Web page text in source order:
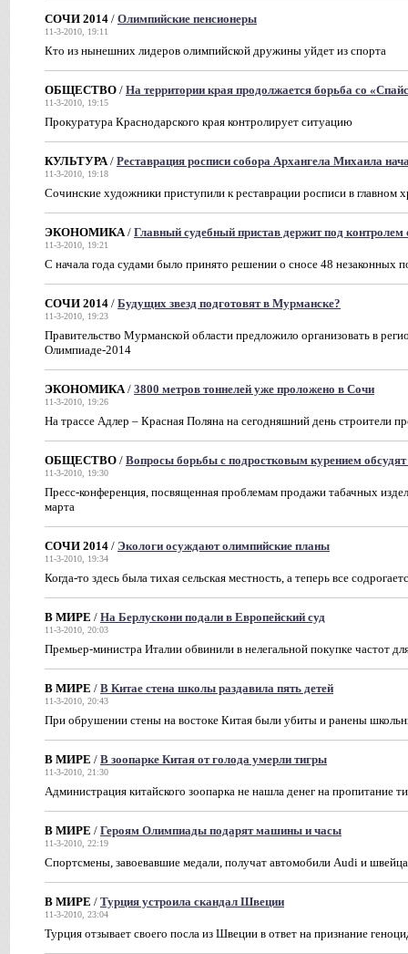
СОЧИ 2014 / Олимпийские пенсионеры
11-3-2010, 19:11
Кто из нынешних лидеров олимпийской дружины уйдет из спорта
ОБЩЕСТВО / На территории края продолжается борьба со
11-3-2010, 19:15
Прокуратура Краснодарского края контролирует ситуацию
КУЛЬТУРА/ Реставрация росписи собора Архангела Михаила
11-3-2010, 19:18
Сочинские художники приступили к реставрации росписи в главном
ЭКОНОМИКА/ Главный судебный пристав держит под контролем
11-3-2010, 19:21
С начала года судами было принято решении о сносе 48 незаконных
СОЧИ 2014 / Будущих звезд подготовят в Мурманске?
11-3-2010, 19:23
Правительство Мурманской области предложило организовать в
Олимпиаде-2014
ЭКОНОМИКА/ 3800 метров тоннелей уже проложено в Сочи
11-3-2010, 19:26
На трассе Адлер – Красная Поляна на сегодняшний день строители
ОБЩЕСТВО / Вопросы борьбы с подростковым курением
11-3-2010, 19:30
Пресс-конференция, посвященная проблемам продажи табачных
марта
СОЧИ 2014 / Экологи осуждают олимпийские планы
11-3-2010, 19:34
Когда-то здесь была тихая сельская местность, а теперь все
В МИРЕ / На Берлускони подали в Европейский суд
11-3-2010, 20:03
Премьер-министра Италии обвинили в нелегальной покупке частот
В МИРЕ / В Китае стена школы раздавила пять детей
11-3-2010, 20:43
При обрушении стены на востоке Китая были убиты и ранены
В МИРЕ / В зоопарке Китая от голода умерли тигры
11-3-2010, 21:30
Администрация китайского зоопарка не нашла денег на пропитание
В МИРЕ / Героям Олимпиады подарят машины и часы
11-3-2010, 22:19
Спортсмены, завоевавшие медали, получат автомобили Audi и
В МИРЕ / Турция устроила скандал Швеции
11-3-2010, 23:04
Турция отзывает своего посла из Швеции в ответ на признание